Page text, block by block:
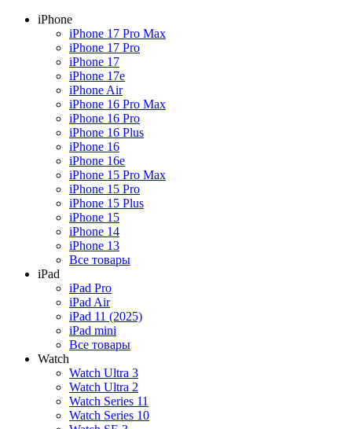
iPhone
iPhone 17 Pro Max
iPhone 17 Pro
iPhone 17
iPhone 17e
iPhone Air
iPhone 16 Pro Max
iPhone 16 Pro
iPhone 16 Plus
iPhone 16
iPhone 16e
iPhone 15 Pro Max
iPhone 15 Pro
iPhone 15 Plus
iPhone 15
iPhone 14
iPhone 13
Все товары
iPad
iPad Pro
iPad Air
iPad 11 (2025)
iPad mini
Все товары
Watch
Watch Ultra 3
Watch Ultra 2
Watch Series 11
Watch Series 10